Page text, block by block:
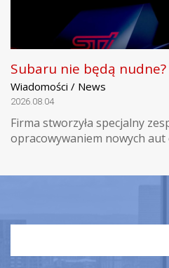
Subaru nie będą nudne?
Wiadomości / News
2026.08.04
Firma stworzyła specjalny
opracowywaniem nowych aut